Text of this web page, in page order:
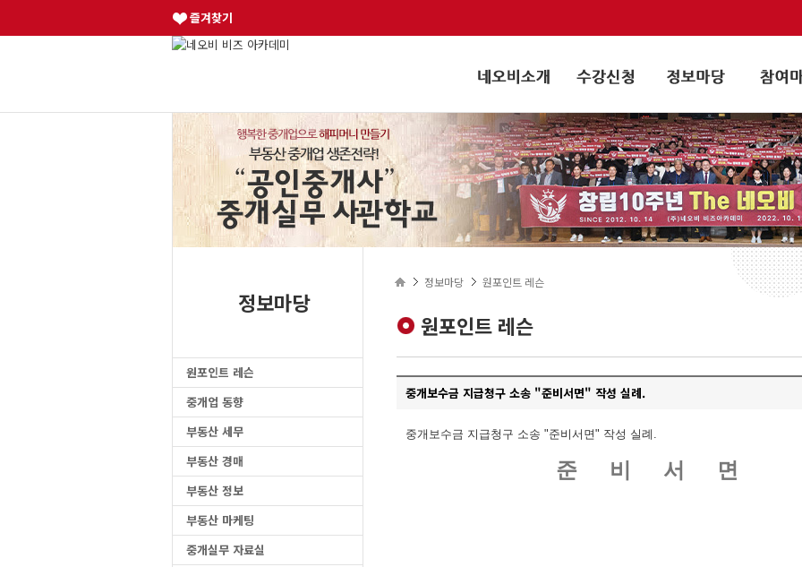
즐겨찾기
정보마당
원포인트 레슨
중개업 동향
부동산 세무
부동산 경매
부동산 정보
부동산 마케팅
중개실무 자료실
정보마당 원포인트 레슨
원포인트 레슨
중개보수금 지급청구 소송 "준비서면" 작성 실례.
중개보수금 지급청구 소송 "준비서면" 작성 실례.
준 비 서 면